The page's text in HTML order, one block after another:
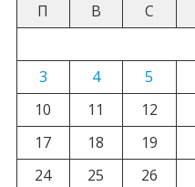
П
В С
3
4 5
10
11 12
17
18 19
24
25 26